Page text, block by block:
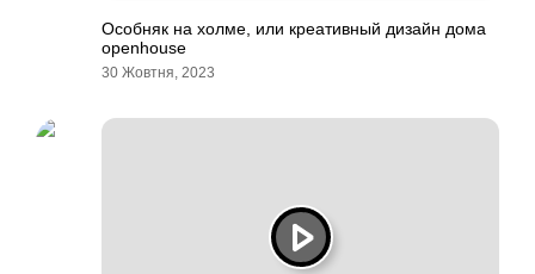
Особняк на холме, или креативный дизайн дома
openhouse
30 Жовтня, 2023